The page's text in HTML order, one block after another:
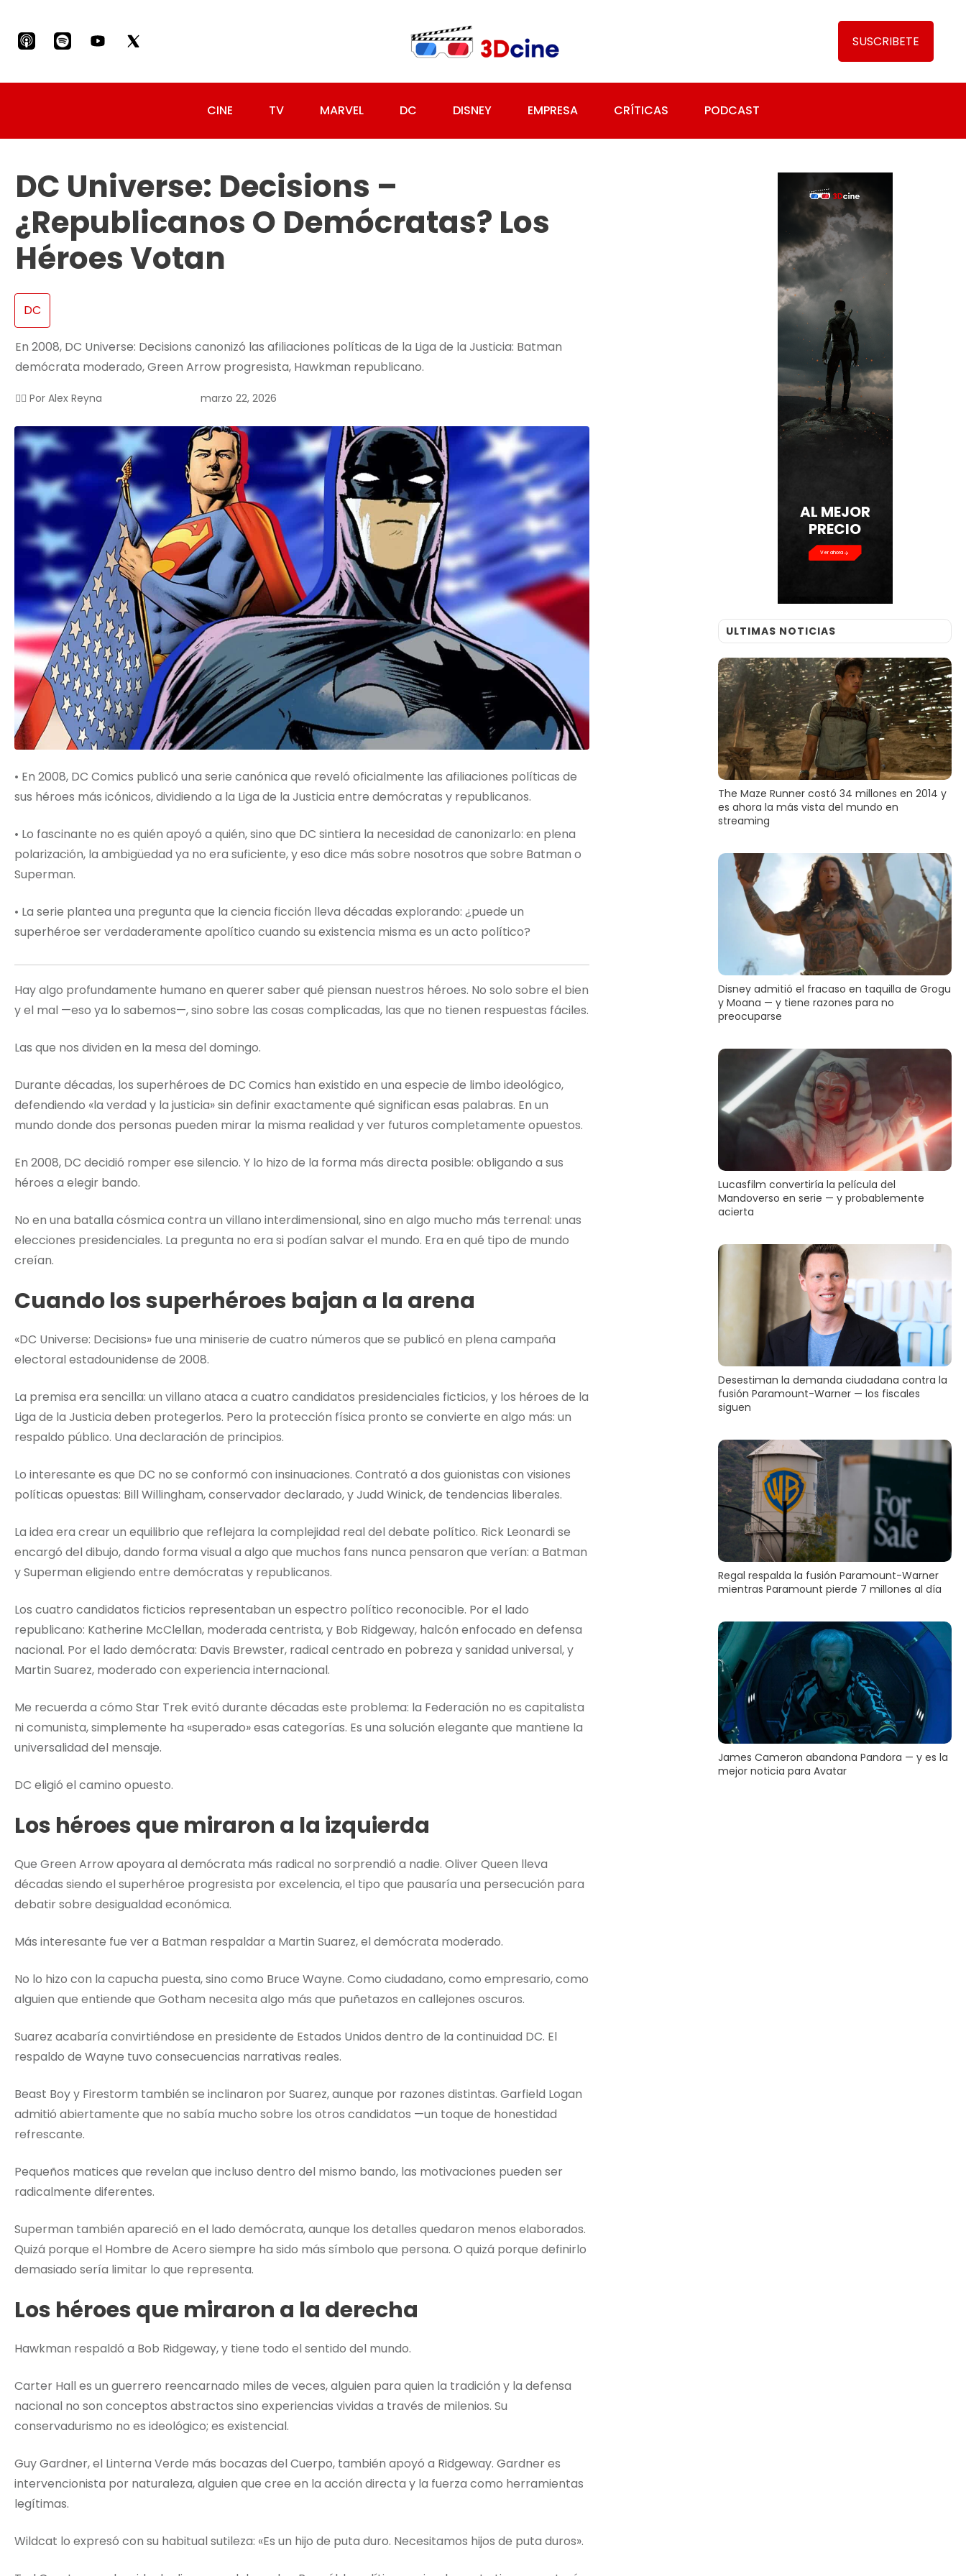
SUSCRIBETE
CINE TV MARVEL DC DISNEY EMPRESA CRÍTICAS PODCAST
DC Universe: Decisions –
¿Republicanos O Demócratas? Los
Héroes Votan
DC
En 2008, DC Universe: Decisions canonizó las afiliaciones políticas de la Liga de la Justicia: Batman
demócrata moderado, Green Arrow progresista, Hawkman republicano.
✍🏻 Por Alex Reyna marzo 22, 2026
• En 2008, DC Comics publicó una serie canónica que reveló oficialmente las afiliaciones políticas de
sus héroes más icónicos, dividiendo a la Liga de la Justicia entre demócratas y republicanos.
• Lo fascinante no es quién apoyó a quién, sino que DC sintiera la necesidad de canonizarlo: en plena
polarización, la ambigüedad ya no era suficiente, y eso dice más sobre nosotros que sobre Batman o
Superman.
• La serie plantea una pregunta que la ciencia ficción lleva décadas explorando: ¿puede un
superhéroe ser verdaderamente apolítico cuando su existencia misma es un acto político?
Hay algo profundamente humano en querer saber qué piensan nuestros héroes. No solo sobre el bien
y el mal —eso ya lo sabemos—, sino sobre las cosas complicadas, las que no tienen respuestas fáciles.
Las que nos dividen en la mesa del domingo.
Durante décadas, los superhéroes de DC Comics han existido en una especie de limbo ideológico,
defendiendo «la verdad y la justicia» sin definir exactamente qué significan esas palabras. En un
mundo donde dos personas pueden mirar la misma realidad y ver futuros completamente opuestos.
En 2008, DC decidió romper ese silencio. Y lo hizo de la forma más directa posible: obligando a sus
héroes a elegir bando.
No en una batalla cósmica contra un villano interdimensional, sino en algo mucho más terrenal: unas
elecciones presidenciales. La pregunta no era si podían salvar el mundo. Era en qué tipo de mundo
creían.
Cuando los superhéroes bajan a la arena
«DC Universe: Decisions» fue una miniserie de cuatro números que se publicó en plena campaña
electoral estadounidense de 2008.
La premisa era sencilla: un villano ataca a cuatro candidatos presidenciales ficticios, y los héroes de la
Liga de la Justicia deben protegerlos. Pero la protección física pronto se convierte en algo más: un
respaldo público. Una declaración de principios.
Lo interesante es que DC no se conformó con insinuaciones. Contrató a dos guionistas con visiones
políticas opuestas: Bill Willingham, conservador declarado, y Judd Winick, de tendencias liberales.
La idea era crear un equilibrio que reflejara la complejidad real del debate político. Rick Leonardi se
encargó del dibujo, dando forma visual a algo que muchos fans nunca pensaron que verían: a Batman
y Superman eligiendo entre demócratas y republicanos.
Los cuatro candidatos ficticios representaban un espectro político reconocible. Por el lado
republicano: Katherine McClellan, moderada centrista, y Bob Ridgeway, halcón enfocado en defensa
nacional. Por el lado demócrata: Davis Brewster, radical centrado en pobreza y sanidad universal, y
Martin Suarez, moderado con experiencia internacional.
Me recuerda a cómo Star Trek evitó durante décadas este problema: la Federación no es capitalista
ni comunista, simplemente ha «superado» esas categorías. Es una solución elegante que mantiene la
universalidad del mensaje.
DC eligió el camino opuesto.
Los héroes que miraron a la izquierda
Que Green Arrow apoyara al demócrata más radical no sorprendió a nadie. Oliver Queen lleva
décadas siendo el superhéroe progresista por excelencia, el tipo que pausaría una persecución para
debatir sobre desigualdad económica.
Más interesante fue ver a Batman respaldar a Martin Suarez, el demócrata moderado.
No lo hizo con la capucha puesta, sino como Bruce Wayne. Como ciudadano, como empresario, como
alguien que entiende que Gotham necesita algo más que puñetazos en callejones oscuros.
Suarez acabaría convirtiéndose en presidente de Estados Unidos dentro de la continuidad DC. El
respaldo de Wayne tuvo consecuencias narrativas reales.
Beast Boy y Firestorm también se inclinaron por Suarez, aunque por razones distintas. Garfield Logan
admitió abiertamente que no sabía mucho sobre los otros candidatos —un toque de honestidad
refrescante.
Pequeños matices que revelan que incluso dentro del mismo bando, las motivaciones pueden ser
radicalmente diferentes.
Superman también apareció en el lado demócrata, aunque los detalles quedaron menos elaborados.
Quizá porque el Hombre de Acero siempre ha sido más símbolo que persona. O quizá porque definirlo
demasiado sería limitar lo que representa.
Los héroes que miraron a la derecha
Hawkman respaldó a Bob Ridgeway, y tiene todo el sentido del mundo.
Carter Hall es un guerrero reencarnado miles de veces, alguien para quien la tradición y la defensa
nacional no son conceptos abstractos sino experiencias vividas a través de milenios. Su
conservadurismo no es ideológico; es existencial.
Guy Gardner, el Linterna Verde más bocazas del Cuerpo, también apoyó a Ridgeway. Gardner es
intervencionista por naturaleza, alguien que cree en la acción directa y la fuerza como herramientas
legítimas.
Wildcat lo expresó con su habitual sutileza: «Es un hijo de puta duro. Necesitamos hijos de puta duros».
AL MEJOR
PRECIO
ULTIMAS NOTICIAS
The Maze Runner costó 34 millones en 2014 y
es ahora la más vista del mundo en
streaming
Disney admitió el fracaso en taquilla de Grogu
y Moana — y tiene razones para no
preocuparse
Lucasfilm convertiría la película del
Mandoverso en serie — y probablemente
acierta
Desestiman la demanda ciudadana contra la
fusión Paramount-Warner — los fiscales
siguen
Regal respalda la fusión Paramount-Warner
mientras Paramount pierde 7 millones al día
James Cameron abandona Pandora — y es la
mejor noticia para Avatar